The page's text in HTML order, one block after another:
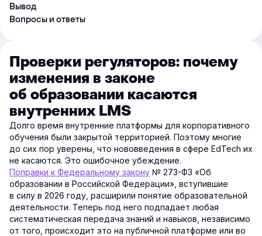
Вывод
Вопросы и ответы
Проверки регуляторов: почему
изменения в законе
об образовании касаются
внутренних LMS
Долго время внутренние платформы для корпоративного
обучения были закрытой территорией. Поэтому многие
до сих пор уверены, что нововведения в сфере EdTech их
не касаются. Это ошибочное убеждение.
Поправки к Федеральному закону № 273-ФЗ «Об
образовании в Российской Федерации», вступившие
в силу в 2026 году, расширили понятие образовательной
деятельности. Теперь под него подпадает любая
систематическая передача знаний и навыков, независимо
от того, происходит это на публичной платформе или во